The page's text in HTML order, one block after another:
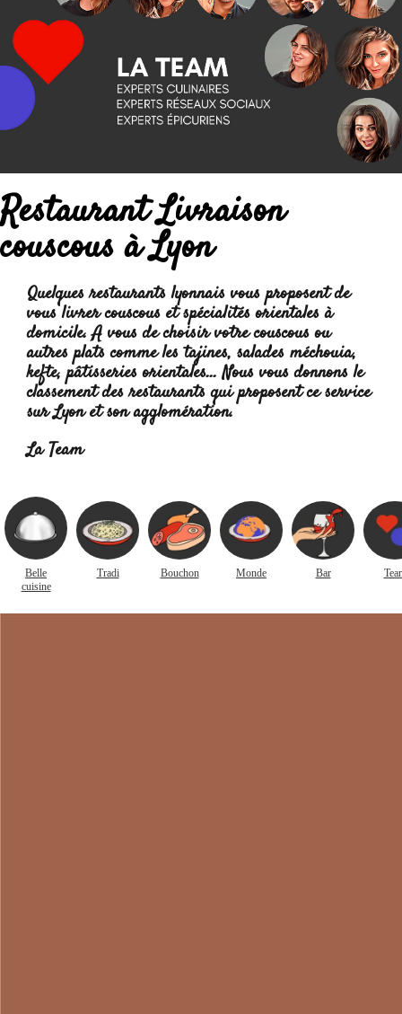
Restaurant Livraison
couscous à Lyon
Quelques restaurants lyonnais vous proposent de
vous livrer couscous et spécialités orientales à
domicile. A vous de choisir votre couscous ou
autres plats comme les tajines, salades méchouia,
kefte, pâtisseries orientales... Nous vous donnons le
classement des restaurants qui proposent ce service
sur Lyon et son agglomération. Lire la suite :
La Team
Belle
cuisine
Tradi Bouchon Monde Bar